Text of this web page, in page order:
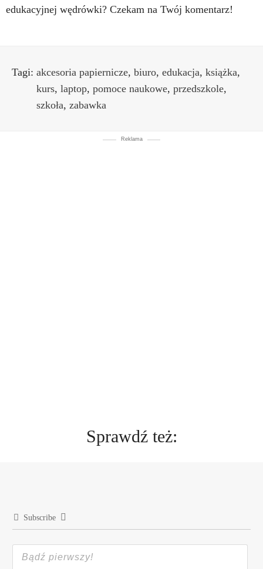
edukacyjnej wędrówki? Czekam na Twój komentarz!
Tagi: akcesoria papiernicze, biuro, edukacja, książka,
kurs, laptop, pomoce naukowe, przedszkole,
szkoła, zabawka
Reklama
Sprawdź też:
Subscribe